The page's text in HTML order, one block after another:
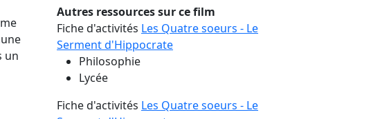
un
Autres ressources sur ce film
Fiche d'activités Les Quatre soeurs - Le
Serment d'Hippocrate
Philosophie
Lycée
Fiche d'activités Les Quatre soeurs - Le